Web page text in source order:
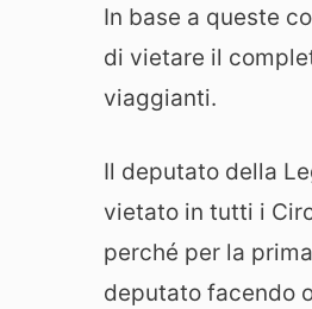
In base a queste
di vietare il
viaggianti.
Il deputato della
vietato in tutti i
perché per la
deputato facendo